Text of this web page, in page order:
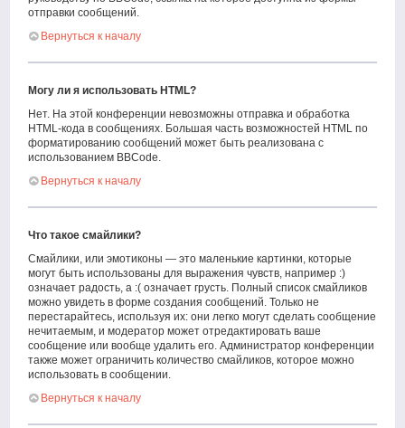
отправки сообщений.
Вернуться к началу
Могу ли я использовать HTML?
Нет. На этой конференции невозможны отправка и обработка
HTML-кода в сообщениях. Большая часть возможностей HTML по
форматированию сообщений может быть реализована с
использованием BBCode.
Вернуться к началу
Что такое смайлики?
Смайлики, или эмотиконы — это маленькие картинки, которые
могут быть использованы для выражения чувств, например :)
означает радость, а :( означает грусть. Полный список смайликов
можно увидеть в форме создания сообщений. Только не
перестарайтесь, используя их: они легко могут сделать сообщение
нечитаемым, и модератор может отредактировать ваше
сообщение или вообще удалить его. Администратор конференции
также может ограничить количество смайликов, которое можно
использовать в сообщении.
Вернуться к началу